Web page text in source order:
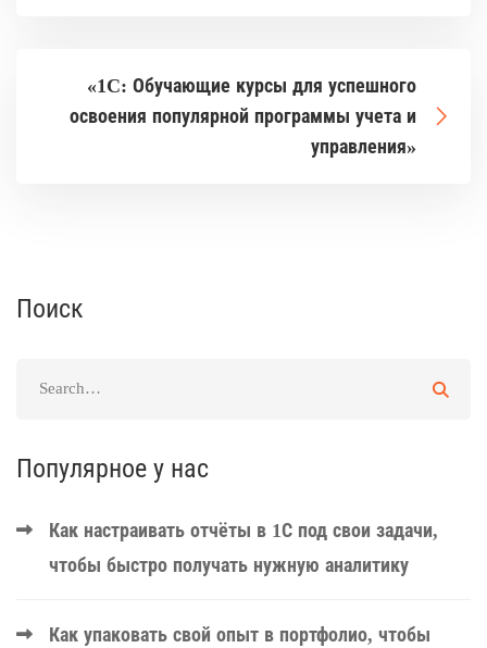
«1C: Обучающие курсы для успешного
освоения популярной программы учета и
управления»
Поиск
Популярное у нас
Как настраивать отчёты в 1С под свои задачи,
чтобы быстро получать нужную аналитику
Как упаковать свой опыт в портфолио, чтобы